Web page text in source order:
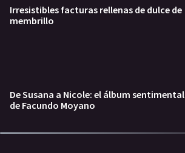
Irresistibles facturas rellenas de dulce de
membrillo
De Susana a Nicole: el álbum sentimental
de Facundo Moyano